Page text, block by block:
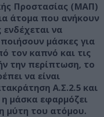
Προστασίας (ΜΑΠ)
άτομα που ανήκουν
να
μάσκες για
τον καπνό και τις
την περίπτωση, το
να είναι
Α.Σ.2.5 και
μάσκα εφαρμόζει
μύτη του ατόμου.